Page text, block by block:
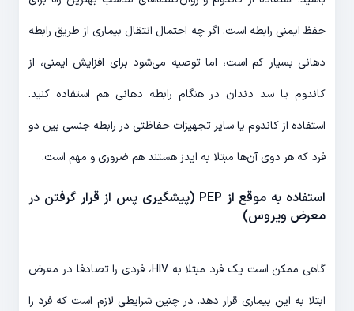
حفظ ایمنی رابطه است. اگر چه احتمال انتقال بیماری از طریق رابطه
دهانی بسیار کم است، اما توصیه می‌شود برای افزایش ایمنی، از
کاندوم یا سد دندان در هنگام رابطه دهانی هم استفاده کنید.
استفاده از کاندوم یا سایر تجهیزات حفاظتی در رابطه جنسی بین دو
فرد که هر دوی آن‌ها مبتلا به ایدز هستند هم ضروری و مهم است.
استفاده به موقع از PEP (پیشگیری پس از قرار گرفتن در
معرض ویروس)
گاهی ممکن است یک فرد مبتلا به HIV، فردی را تصادفا در معرض
ابتلا به این بیماری قرار دهد. در چنین شرایطی لازم است که فرد را